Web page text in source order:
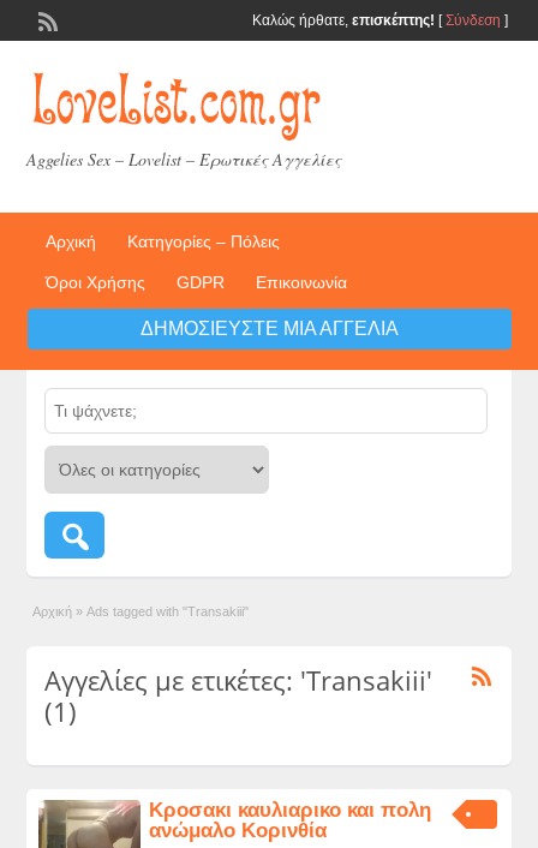
Καλώς ήρθατε, επισκέπτης! [Σύνδεση ]
Aggelies Sex – Lovelist – Ερωτικές Αγγελίες
Αρχική Κατηγορίες – Πόλεις
Όροι Χρήσης GDPR Επικοινωνία
ΔΗΜΟΣΙΕΎΣΤΕ ΜΙΑ ΑΓΓΕΛΊΑ
Αρχική » Ads tagged with "Transakiii"
Αγγελίες με ετικέτες: 'Transakiii'
(1)
Κροσακι καυλιαρικο και πολη
ανώμαλο Κορινθία